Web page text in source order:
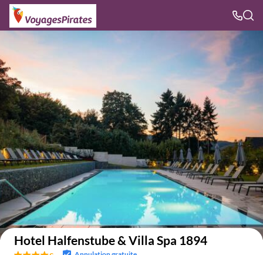
Voir sur la carte
Hotel Halfenstube & Villa Spa 1894